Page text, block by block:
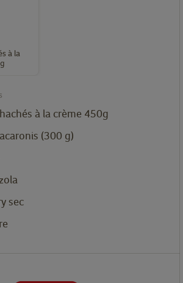
à la
à la crème 450g
(300 g)
sec